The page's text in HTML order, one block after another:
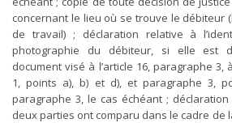
concernant le lieu où se trouve le débiteur
de travail) ; déclaration relative à
photographie du débiteur, si elle est
document visé à l’article 16, paragraphe 3,
1, points a), b) et d), et paragraphe 3,
paragraphe 3, le cas échéant ;
deux parties ont comparu dans le cadre de